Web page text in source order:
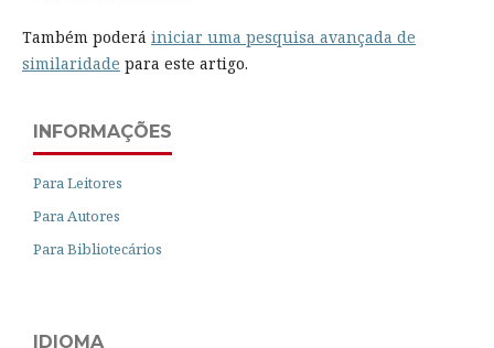
Também poderá iniciar uma pesquisa avançada de
similaridade para este artigo.
INFORMAÇÕES
Para Leitores
Para Autores
Para Bibliotecários
IDIOMA